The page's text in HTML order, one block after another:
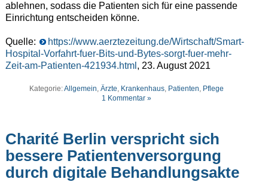
ablehnen, sodass die Patienten sich für eine passende
Einrichtung entscheiden könne.
Quelle:
https://www.aerztezeitung.de/Wirtschaft/Smart-
Hospital-Vorfahrt-fuer-Bits-und-Bytes-sorgt-fuer-mehr-
Zeit-am-Patienten-421934.html , 23. August 2021
Kategorie:Allgemein,Ärzte, Krankenhaus, Patienten, Pflege
1 Kommentar »
Charité Berlin verspricht sich
bessere Patientenversorgung
durch digitale Behandlungsakte